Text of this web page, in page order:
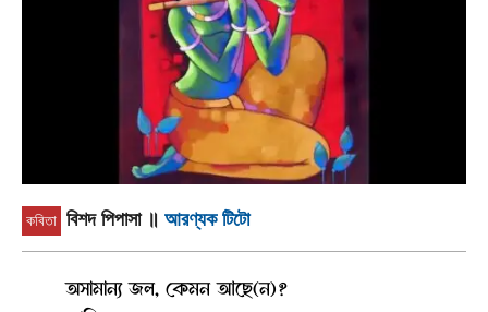
কবিতা বিশদ পিপাসা ॥ আরণ্যক টিটো
অসামান্য জল, কেমন আছে(ন)?